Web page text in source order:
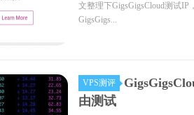
文整理下GigsGigsCloud测试
GigsGigs...
VPS测评
由测试